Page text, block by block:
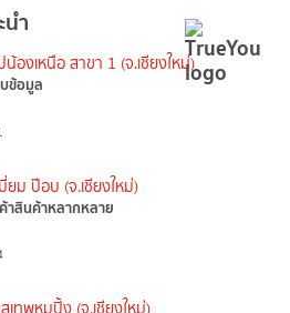
ำ
น้องเหนือ สาขา 1 (จ.เชียงใหม่)
ข้อมูล
ยม ป๊อบ (จ.เชียงใหม่)
าสินค้าหลากหลาย